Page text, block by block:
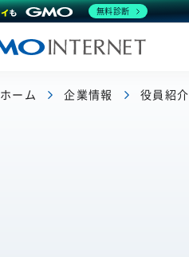
ホーム 企業情報 役員紹介
無料診断